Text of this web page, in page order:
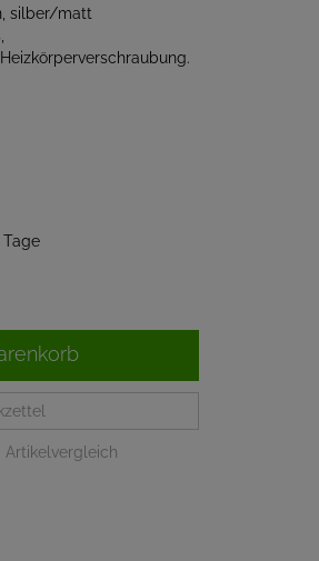
silber/matt
Artikelvergleich